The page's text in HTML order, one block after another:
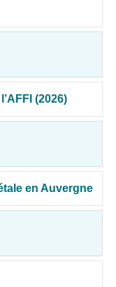
(2026)
en Auvergne